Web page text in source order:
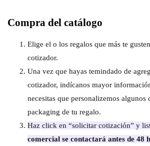
Compra del catálogo
Elige el o los regalos que más te
cotizador.
Una vez que hayas temindado de
cotizador, indícanos mayor
necesitas que personalizemos algunos
packaging de tu regalo.
Haz click en “solicitar cotización” y
comercial se contactará antes de 48